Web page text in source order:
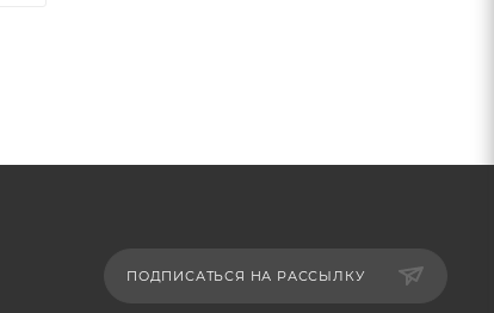
ПОДПИСАТЬСЯ НА РАССЫЛКУ